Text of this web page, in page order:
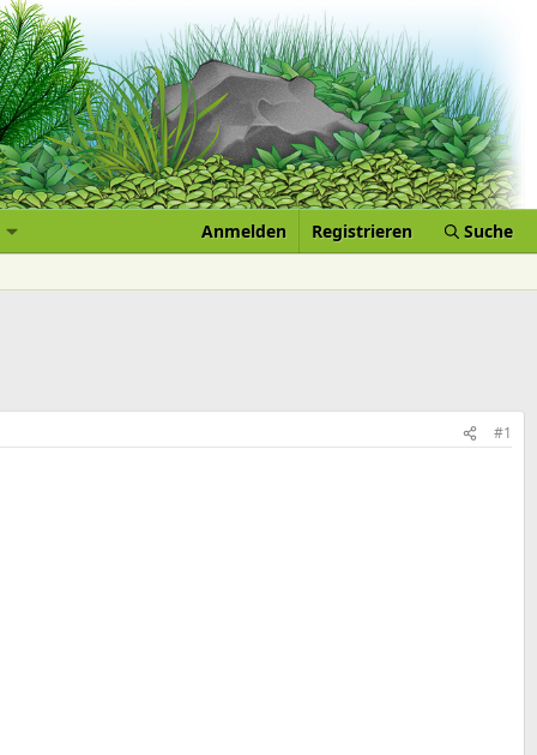
Anmelden Registrieren Suche
#1